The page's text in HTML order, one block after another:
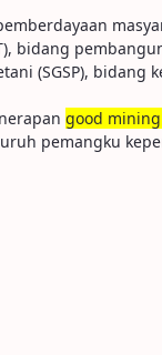
bidang
(SGSP), bidang
good mining
pemangku